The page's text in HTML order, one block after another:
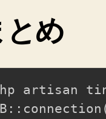
とめ
artisan